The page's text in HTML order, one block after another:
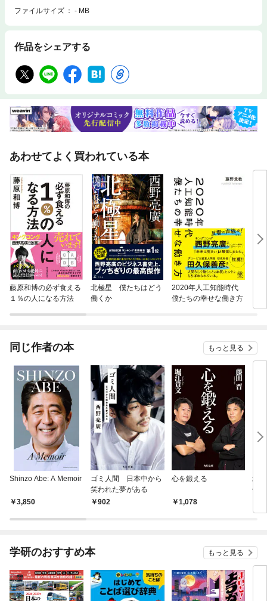
ファイルサイズ
- MB
作品をシェアする
あわせてよく買われている本
藤原和博の必ず食える
１％の人になる方法
北極星 僕たちはどう
働くか
2020年人工知能時代
僕たちの幸せな働き方
同じ作者の本 もっと見る
Shinzo Abe: A Memoir
3,850
ゴミ人間 日本中から
笑われた夢がある
902
心を鍛える
1,078
北
働
学研のおすすめ本 もっと見る